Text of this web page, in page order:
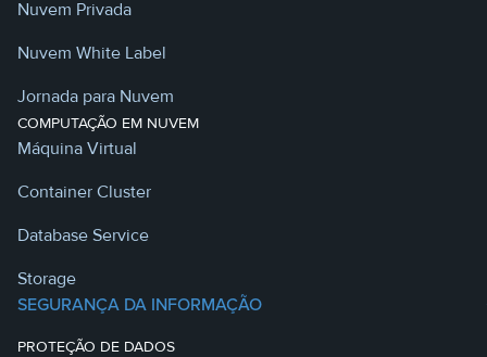
Nuvem Privada
Nuvem White Label
Jornada para Nuvem
COMPUTAÇÃO EM NUVEM
Máquina Virtual
Container Cluster
Database Service
Storage
SEGURANÇA DA INFORMAÇÃO
PROTEÇÃO DE DADOS